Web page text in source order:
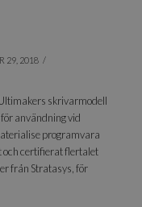
29, 2018
skrivarmodell
användning vid
programvara
och certifierat flertalet
från Stratasys, för